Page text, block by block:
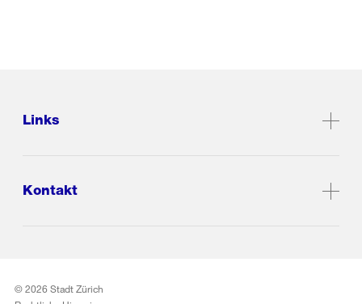
Links
Kontakt
© 2026 Stadt Zürich